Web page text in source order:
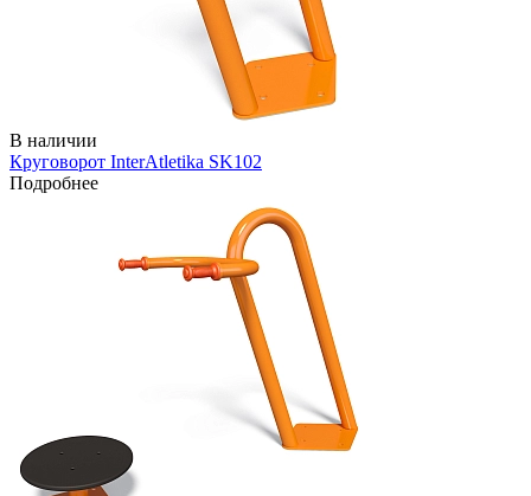
В наличии
Круговорот InterAtletika SK102
Подробнее